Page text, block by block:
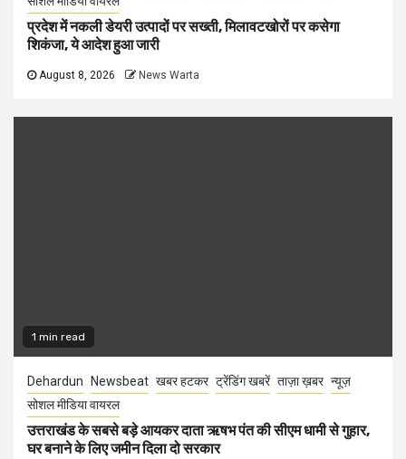
प्रदेश में नकली डेयरी उत्पादों पर सख्ती, मिलावटखोरों पर कसेगा
शिकंजा, ये आदेश हुआ जारी
August 8, 2026 News Warta
1 min read
Dehardun Newsbeat खबर हटकर ट्रेंडिंग खबरें ताज़ा ख़बर न्यूज़
सोशल मीडिया वायरल
उत्तराखंड के सबसे बड़े आयकर दाता ऋषभ पंत की सीएम धामी से गुहार,
घर बनाने के लिए जमीन दिला दो सरकार